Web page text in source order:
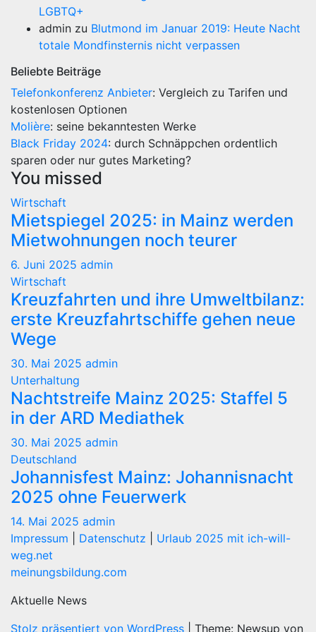
LGBTQ+
admin zu Blutmond im Januar 2019: Heute Nacht
totale Mondfinsternis nicht verpassen
Beliebte Beiträge
Telefonkonferenz Anbieter: Vergleich zu Tarifen und
kostenlosen Optionen
Molière: seine bekanntesten Werke
Black Friday 2024: durch Schnäppchen ordentlich
sparen oder nur gutes Marketing?
You missed
Wirtschaft
Mietspiegel 2025: in Mainz werden
Mietwohnungen noch teurer
6. Juni 2025 admin
Wirtschaft
Kreuzfahrten und ihre Umweltbilanz:
erste Kreuzfahrtschiffe gehen neue
Wege
30. Mai 2025 admin
Unterhaltung
Nachtstreife Mainz 2025: Staffel 5
in der ARD Mediathek
30. Mai 2025 admin
Deutschland
Johannisfest Mainz: Johannisnacht
2025 ohne Feuerwerk
14. Mai 2025 admin
Impressum
Datenschutz
Urlaub 2025 mit ich-will-
weg.net
meinungsbildung.com
Aktuelle News
Stolz präsentiert von WordPress
Theme: Newsup von